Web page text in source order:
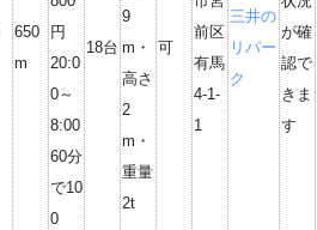
650
m
円
20:0
0～
8:00
60分
で10
0
18台
9
m・
高さ
2
m・
重量
2t
可
前区
有馬
4-1-
1
三井の
リパー
ク
が確
認で
きま
す